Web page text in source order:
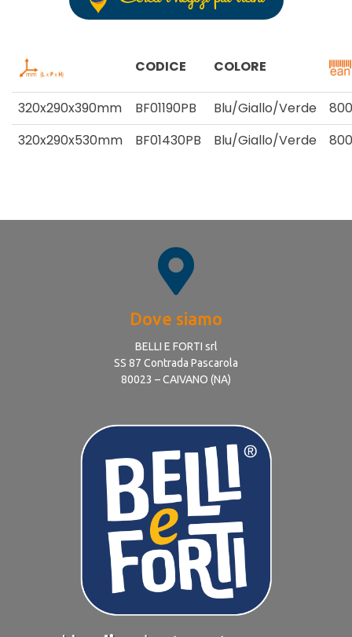
CODICE COLORE
320x290x390mm BF01190PB Blu/Giallo/Verde
320x290x530mm
BF01430PB Blu/Giallo/Verde
Dove siamo
BELLI E FORTI srl
SS 87 Contrada Pascarola
80023 – CAIVANO (NA)